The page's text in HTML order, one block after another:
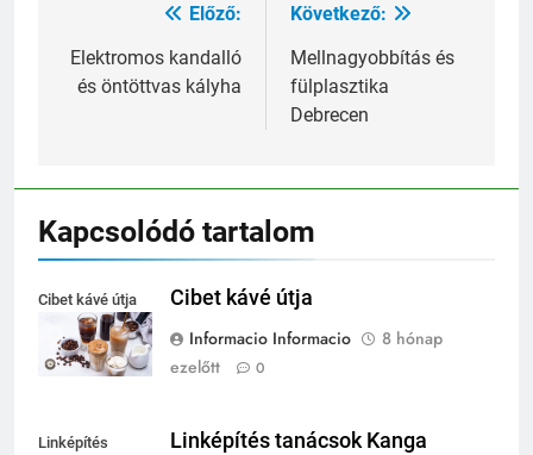
Bejegyzés
navigáció
Előző:
Elektromos kandalló
és öntöttvas kályha
Következő:
Mellnagyobbítás és
fülplasztika
Debrecen
Kapcsolódó tartalom
Cibet kávé útja
Cibet kávé útja
Informacio Informacio
8 hónap
ezelőtt
0
Linképítés
Linképítés tanácsok Kanga